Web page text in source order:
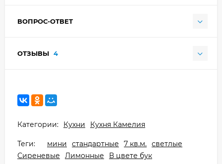
ВОПРОС-ОТВЕТ
ОТЗЫВЫ 4
Категории: Кухни Кухня Камелия
Теги: мини стандартные 7 кв.м. светлые
Сиреневые
Лимонные В цвете бук